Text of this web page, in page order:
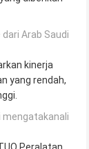
Arab Saudi
kinerja
yang rendah,